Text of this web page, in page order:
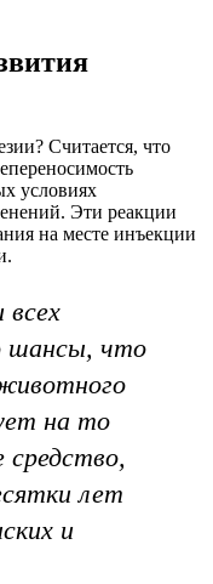
Считается, что
условиях
Эти реакции
на месте инъекции
всех
шансы, что
на то
средство,
лет
и